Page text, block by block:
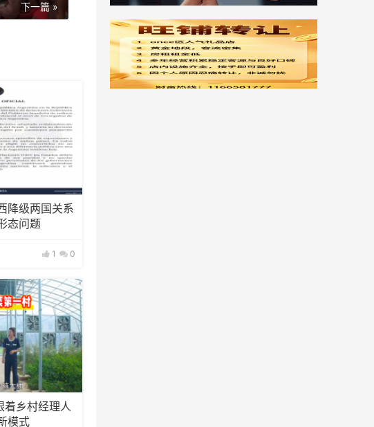
下一篇 »
降级两国关系
态问题
1 0
着乡村经理人
模式